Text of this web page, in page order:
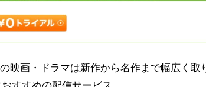
映画・ドラマは新作から名作まで幅広く取
すすめの配信サービス。